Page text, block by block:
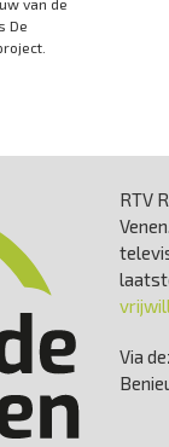
van de
De
RTV
Via